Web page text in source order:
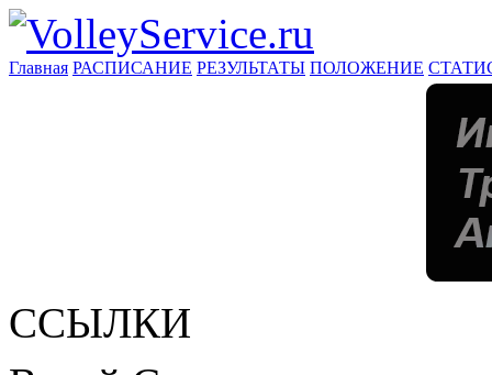
Главная РАСПИСАНИЕ РЕЗУЛЬТАТЫ ПОЛОЖЕНИЕ
ССЫЛКИ